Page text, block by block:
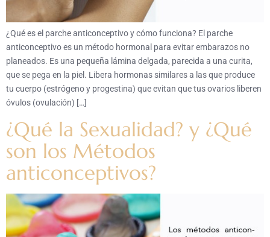
¿Qué es el parche anticonceptivo y cómo funciona? El parche
anticonceptivo es un método hormonal para evitar embarazos no
planeados. Es una pequeña lámina delgada, parecida a una curita,
que se pega en la piel. Libera hormonas similares a las que produce
tu cuerpo (estrógeno y progestina) que evitan que tus ovarios liberen
óvulos (ovulación) […]
¿Qué la Sexualidad? y ¿Qué
son los Métodos
anticonceptivos?